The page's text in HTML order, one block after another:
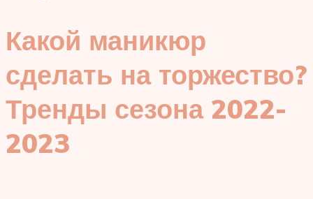
Какой маникюр
сделать на торжество?
Тренды сезона 2022-
2023